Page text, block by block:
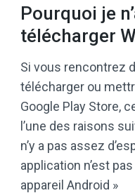
Pourquoi je
télécharger
Si vous rencontrez
télécharger ou
Google Play Store,
l’une des raisons
n’y a pas assez
application n’est
appareil Android »